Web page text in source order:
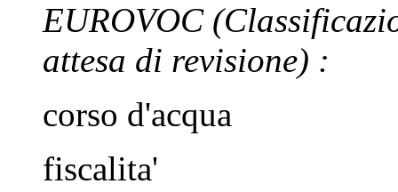
EUROVOC
attesa di revisione) :
corso d'acqua
fiscalita'